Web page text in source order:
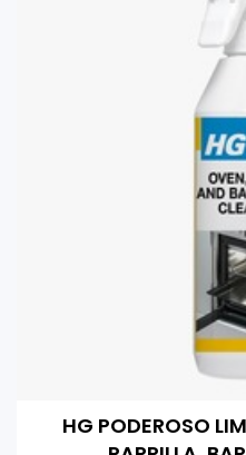
HG PODEROSO